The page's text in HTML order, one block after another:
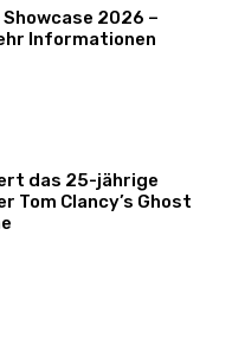
Showcase 2026 –
Informationen
das 25-jährige
Tom Clancy’s Ghost